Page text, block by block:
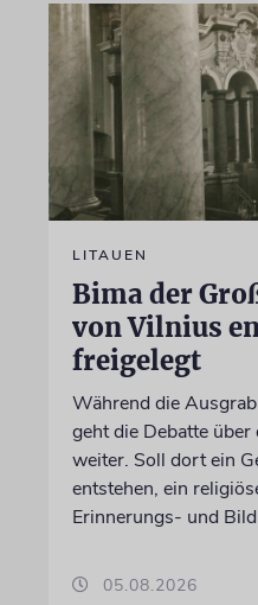
LITAUEN
Bima der
von Vilnius
freigelegt
Während die
geht die Debatte
weiter. Soll dort ein
entstehen, ein
Erinnerungs- und
05.08.2026